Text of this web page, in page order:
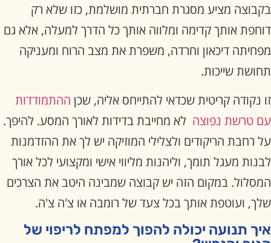
בקבוצה מציע מסגרת חברתית מושלמת, כזו שלא רק
דוחפת אותך קדימה ומלווה אותך כל הדרך למעלה, אלא גם
מפחיתה דיכאון וחרדה, משפרת את מצב הרוח ומעניקה
תחושת שייכות.
זו נקודה קריטית שכדאי להתייחס אליה, שכן ההתמודדות
עם טרשת נפוצה לא מחייבת בדידות לאורך המסע. להיפך.
על רחבת הריקודים ולצלילי המוזיקה יש לך את ההזדמנות
לבנות מעגל תומך, וליהנות מליווי אישי ומקצועי לכל אורך
המסלול. במקום הזה יש קבוצה שמבינה היטב את הצרכים
שלך, ועוטפת אותך בכל צעד של רומבה או צ'ה צ'ה.
איך תנועה יכולה להפוך למפתח לריפוי של